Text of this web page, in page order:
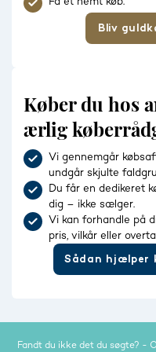
Bliv
Køber du hos
ærlig
Vi gennemgår
undgår skjulte
Du får en dedikeret
dig – ikke sælger.
Vi kan forhandle på
pris, vilkår eller
Sådan hjælper
Fandt du ikke det du søgte? -